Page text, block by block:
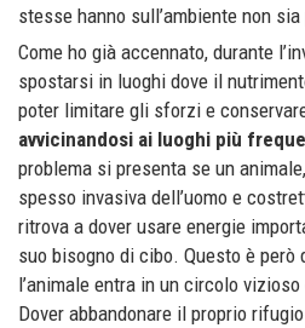
stesse hanno sull’ambiente non
Come ho già accennato, durante
spostarsi in luoghi dove il
poter limitare gli sforzi e
avvicinandosi ai luoghi più
problema si presenta se un
spesso invasiva dell’uomo e
ritrova a dover usare energie
suo bisogno di cibo. Questo è
l’animale entra in un circolo
Dover abbandonare il proprio